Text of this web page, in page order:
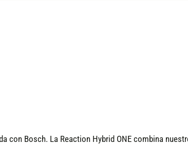
con Bosch. La Reaction Hybrid ONE combina